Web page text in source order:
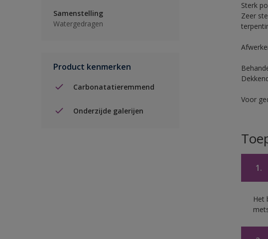
Samenstelling
Watergedragen
Product kenmerken
Carbonatatieremmend
Onderzijde galerijen
Sterk
Zeer
Voor
1.
Het